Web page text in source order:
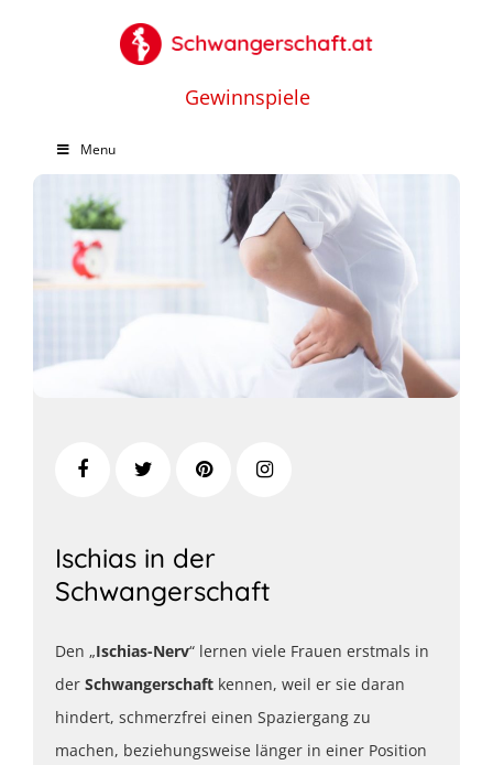
Gewinnspiele
Menu
Ischias in der
Schwangerschaft
Den „Ischias-Nerv“ lernen viele Frauen erstmals in
der Schwangerschaft kennen, weil er sie daran
hindert, schmerzfrei einen Spaziergang zu
machen, beziehungsweise länger in einer Position